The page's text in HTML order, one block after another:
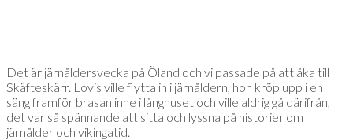
Det är järnåldersvecka på Öland och vi passade på att åka till
Skäfteskärr. Lovis ville flytta in i järnåldern, hon kröp upp i en
säng framför brasan inne i långhuset och ville aldrig gå därifrån,
det var så spännande att sitta och lyssna på historier om
järnålder och vikingatid.